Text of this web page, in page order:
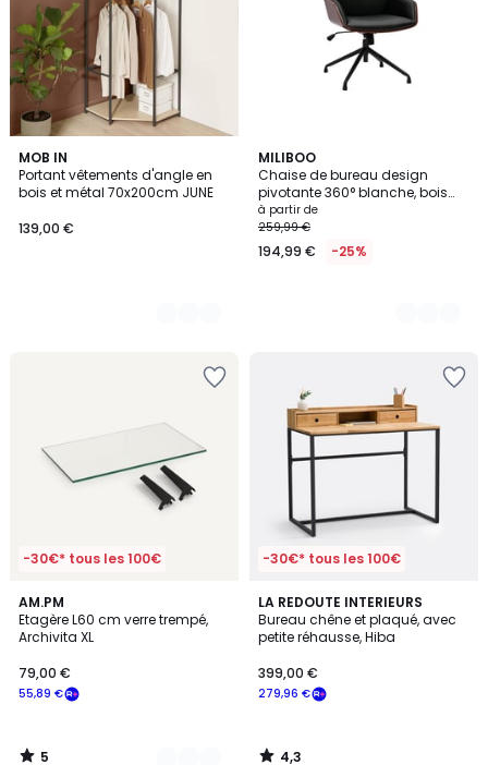
MOB IN
Portant vêtements d'angle en
bois et métal 70x200cm JUNE
139,00 €
2
Couleurs
MILIBOO
Chaise de bureau design
pivotante 360° blanche, bois
clair et métal chromé MARLOW
à partir de
259,99 €
194,99 € -25%
2
Couleurs
-30€* tous les 100€
AM.PM
Etagère L60 cm verre trempé,
Archivita XL
55,89 €
79,00 €
5
/
5
2
Couleurs
5
-30€* tous les 100€
LA REDOUTE INTERIEURS
Bureau chêne et plaqué, avec
petite réhausse, Hiba
279,96 €
399,00 €
4,3
/ 5
4,3